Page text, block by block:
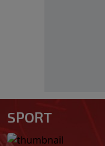
SPORT